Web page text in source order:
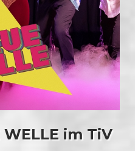
WELLE im TiV